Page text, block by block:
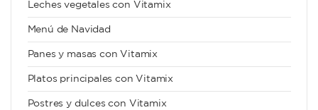
Leches vegetales con Vitamix
Menú de Navidad
Panes y masas con Vitamix
Platos principales con Vitamix
Postres y dulces con Vitamix